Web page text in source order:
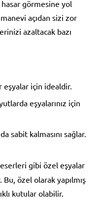
hasar görmesine yol
açıdan sizi zor
azaltacak bazı
eşyalar için idealdir.
eşyalarınız için
sabit kalmasını sağlar.
gibi özel eşyalar
özel olarak yapılmış
kutular olabilir.